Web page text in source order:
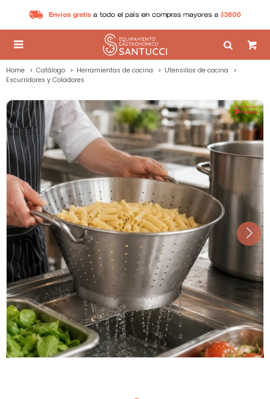

Home Catálogo Herramientas de cocina
Utensilios de cocina
Escurridores y Coladores